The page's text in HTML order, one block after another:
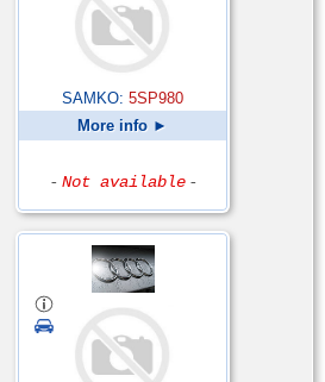
SAMKO: 5SP980
More info ►
- Not available -